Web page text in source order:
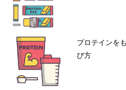
プロテインを
び方